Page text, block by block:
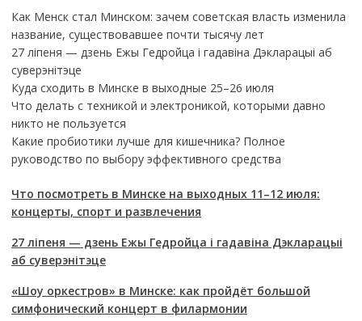
Как Менск стал Минском: зачем советская власть изменила
название, существовавшее почти тысячу лет
27 ліпеня — дзень Ежы Гедройца і гадавіна Дэкларацыі аб
суверэнітэце
Куда сходить в Минске в выходные 25–26 июля
Что делать с техникой и электроникой, которыми давно
никто не пользуется
Какие пробиотики лучше для кишечника? Полное
руководство по выбору эффективного средства
Что посмотреть в Минске на выходных 11–12 июля:
концерты, спорт и развлечения
27 ліпеня — дзень Ежы Гедройца і гадавіна Дэкларацыі
аб суверэнітэце
«Шоу оркестров» в Минске: как пройдёт большой
симфонический концерт в филармонии